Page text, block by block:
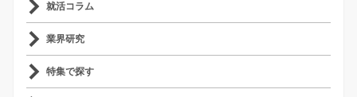
就活コラム
業界研究
特集で探す